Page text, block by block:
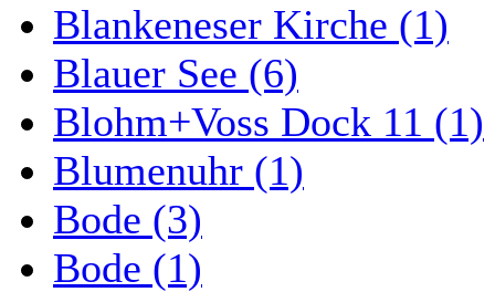
Blankeneser Kirche (1)
Blauer See (6)
Blohm+Voss Dock 11 (1)
Blumenuhr (1)
Bode (3)
Bode (1)